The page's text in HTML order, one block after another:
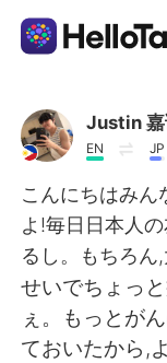
Aplikasi
AI Grammar
Indonesia
English
Justin
EN JP
こんにちはみん
よ!毎日日本人
るし。もちろん
せいでちょっ
ぇ。もっとが
ておいたから,